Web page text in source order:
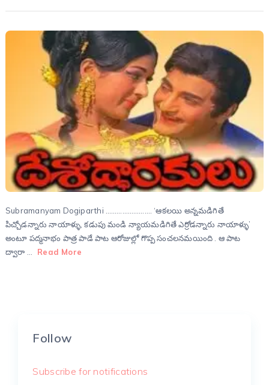
Subramanyam Dogiparthi ……………………. ‘ఆకలయి అన్నమడిగితే
పిచ్చోడన్నారు నాయాళ్ళు, కడుపు మండి న్యాయమడిగితే ఎర్రోడన్నారు నాయాళ్ళు’
అంటూ పద్మనాభం పాత్ర పాడే పాట ఆరోజుల్లో గొప్ప సంచలనమయింది . ఆ పాట
ద్వారా …
Read More
Follow
Subscribe for notifications